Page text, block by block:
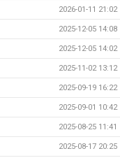
2026-01-11 21:02
2025-12-05 14:08
2025-12-05 14:02
2025-11-02 13:12
2025-09-19 16:22
2025-09-01 10:42
2025-08-25 11:41
2025-08-17 20:25